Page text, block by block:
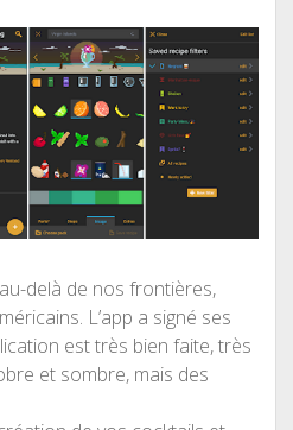
delà de nos frontières,
L’app a signé ses
est très bien faite, très
et sombre, mais des